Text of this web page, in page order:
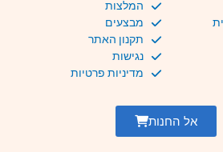
המלצות
מבצעים
תקנון האתר
נגישות
מדיניות פרטיות
אל החנות